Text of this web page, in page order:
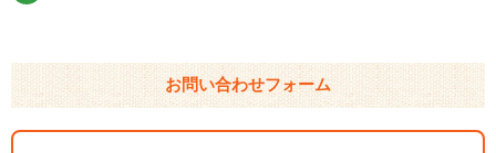
お問い合わせフォーム